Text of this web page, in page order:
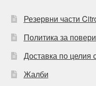
Резервни части
Политика за
Доставка по целия
Жалби